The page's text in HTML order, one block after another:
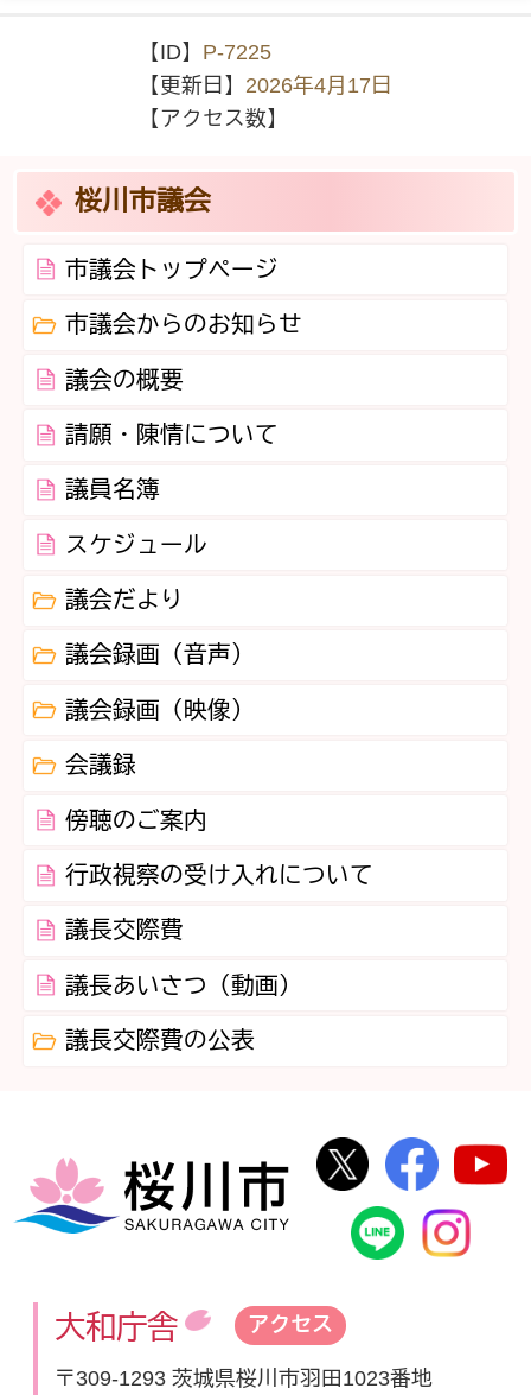
【ID】 P-7225
【更新日】 2026年4月17日
【アクセス数】
桜川市議会
市議会トップページ
市議会からのお知らせ
議会の概要
請願・陳情について
議員名簿
スケジュール
議会だより
議会録画（音声）
議会録画（映像）
会議録
傍聴のご案内
行政視察の受け入れについて
議長交際費
議長あいさつ（動画）
議長交際費の公表
桜川市
桜川市公式
桜川
桜川市公
大和庁舎 アクセス
〒309-1293 茨城県桜川市羽田1023番地